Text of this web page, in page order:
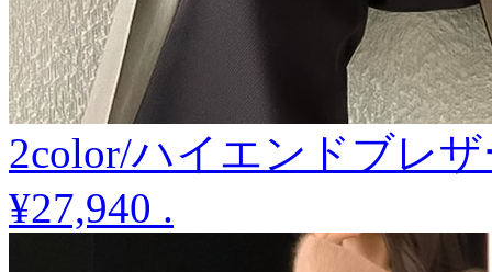
2color/ハイエンドブレ
¥27,940 .